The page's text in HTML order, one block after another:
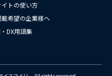
イトの使い方
載希望の企業様へ
DX用語集